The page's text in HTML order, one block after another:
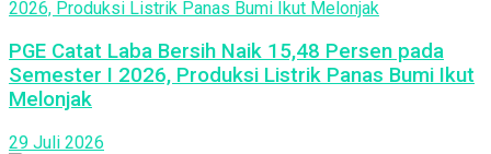
PGE Catat Laba Bersih Naik 15,48 Persen pada
Semester I 2026, Produksi Listrik Panas Bumi Ikut
Melonjak
29 Juli 2026